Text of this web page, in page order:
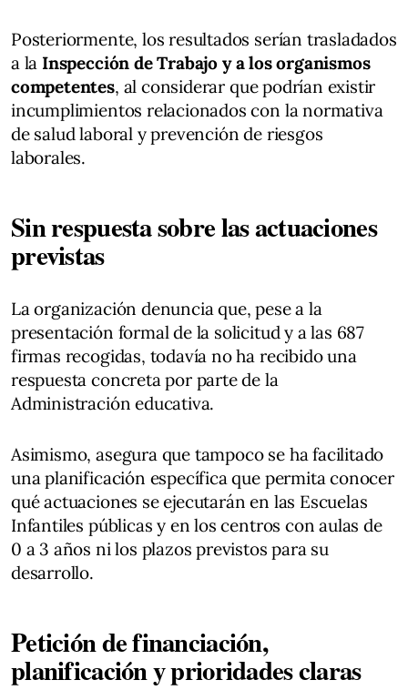
Posteriormente, los resultados serían trasladados
a la Inspección de Trabajo y a los organismos
competentes, al considerar que podrían existir
incumplimientos relacionados con la normativa
de salud laboral y prevención de riesgos
laborales.
Sin respuesta sobre las actuaciones
previstas
La organización denuncia que, pese a la
presentación formal de la solicitud y a las 687
firmas recogidas, todavía no ha recibido una
respuesta concreta por parte de la
Administración educativa.
Asimismo, asegura que tampoco se ha facilitado
una planificación específica que permita conocer
qué actuaciones se ejecutarán en las Escuelas
Infantiles públicas y en los centros con aulas de
0 a 3 años ni los plazos previstos para su
desarrollo.
Petición de financiación,
planificación y prioridades claras